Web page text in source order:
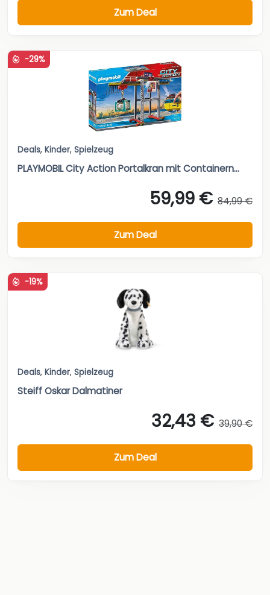
Zum Deal
-29%
Deals, Kinder, Spielzeug
PLAYMOBIL City Action Portalkran mit Containern...
59,99 € 84,99 €
Zum Deal
-19%
Deals, Kinder, Spielzeug
Steiff Oskar Dalmatiner
32,43 € 39,90 €
Zum Deal